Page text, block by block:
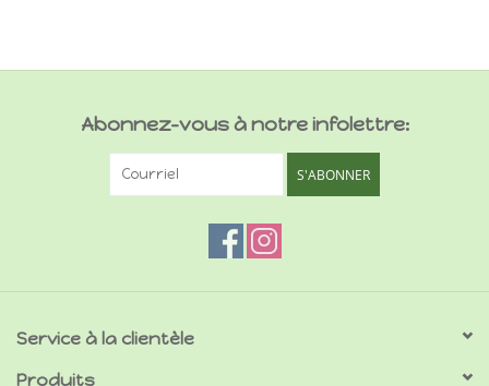
Abonnez-vous à notre infolettre:
S'ABONNER
Service à la clientèle
Produits